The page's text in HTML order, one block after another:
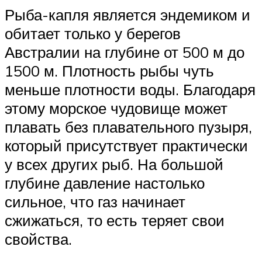
Рыба-капля является эндемиком и
обитает только у берегов
Австралии на глубине от 500 м до
1500 м. Плотность рыбы чуть
меньше плотности воды. Благодаря
этому морское чудовище может
плавать без плавательного пузыря,
который присутствует практически
у всех других рыб. На большой
глубине давление настолько
сильное, что газ начинает
сжижаться, то есть теряет свои
свойства.